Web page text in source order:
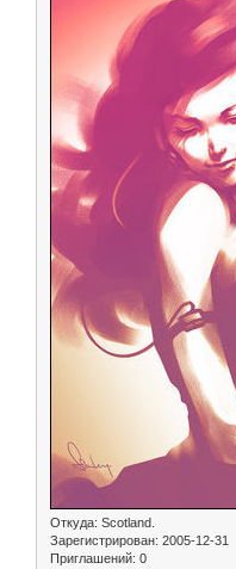
Откуда: Scotland.
Зарегистрирован: 2005-12-31
Приглашений: 0